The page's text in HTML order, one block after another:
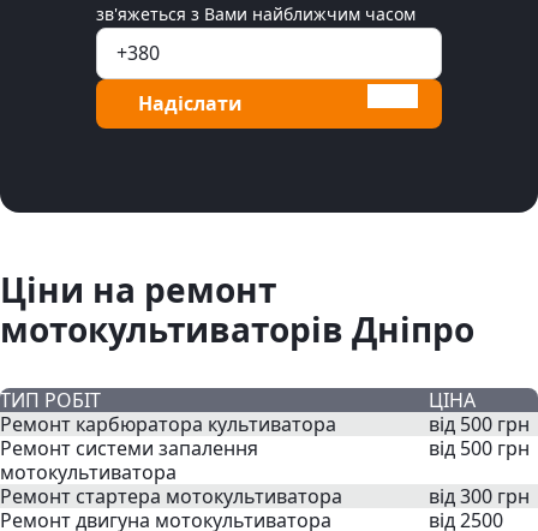
зв'яжеться з Вами найближчим часом
Надіслати
Ціни на ремонт
мотокультиваторів Дніпро
ТИП РОБІТ
ЦІНА
Ремонт карбюратора культиватора
від 500 грн
Ремонт системи запалення
мотокультиватора
від 500 грн
Ремонт стартера мотокультиватора
від 300 грн
Ремонт двигуна мотокультиватора
від 2500